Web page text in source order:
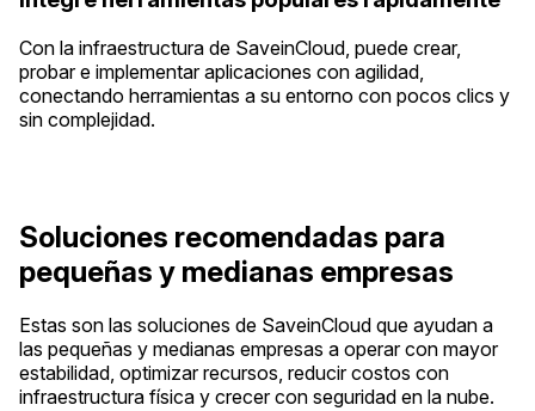
Con la infraestructura de SaveinCloud, puede crear,
probar e implementar aplicaciones con agilidad,
conectando herramientas a su entorno con pocos clics y
sin complejidad.
Soluciones recomendadas para
pequeñas y medianas empresas
Estas son las soluciones de SaveinCloud que ayudan a
las pequeñas y medianas empresas a operar con mayor
estabilidad, optimizar recursos, reducir costos con
infraestructura física y crecer con seguridad en la nube.